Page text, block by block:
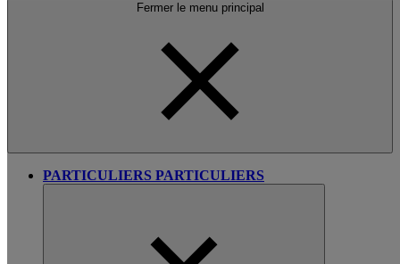
Fermer le menu principal
PARTICULIERS PARTICULIERS